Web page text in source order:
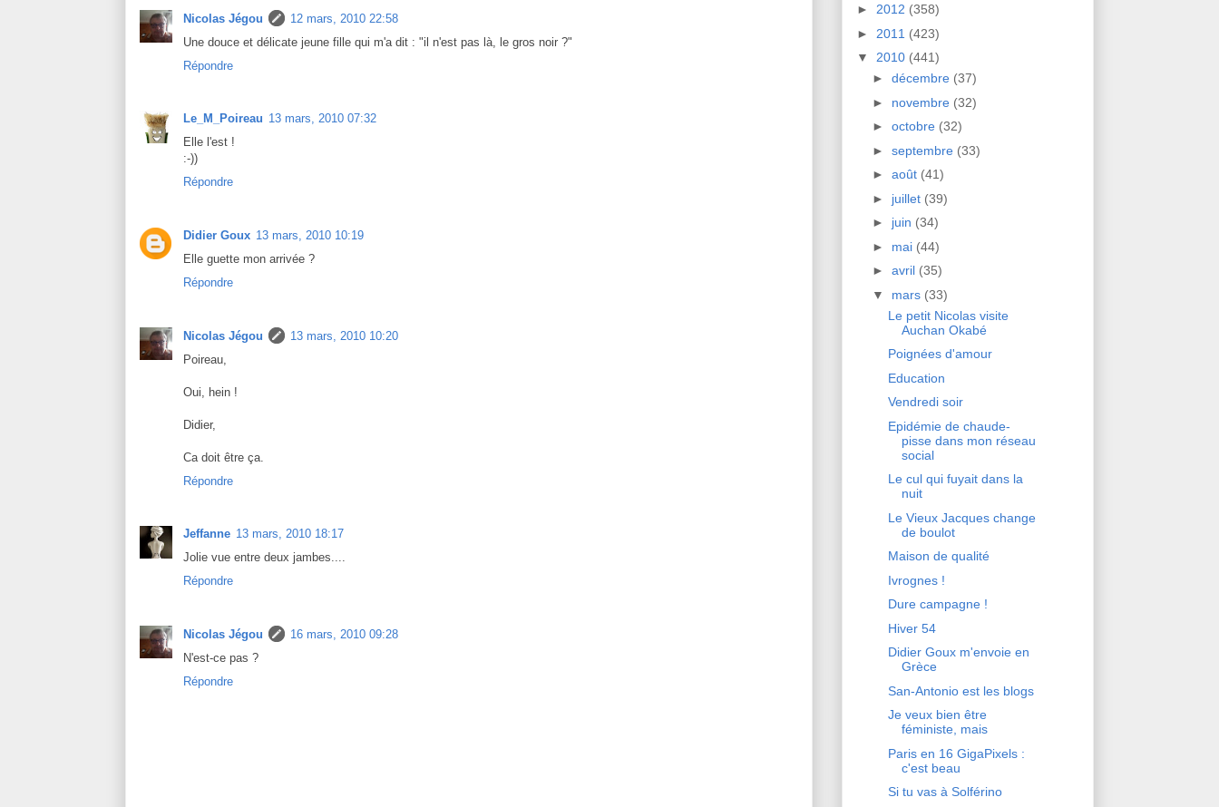
Nicolas Jégou
12 mars, 2010 22:58
Une douce et délicate jeune fille qui m'a dit : "il n'est pas là, le gros noir ?"
Répondre
Le_M_Poireau 13 mars, 2010 07:32
Elle l'est !
:-))
Répondre
Didier Goux 13 mars, 2010 10:19
Elle guette mon arrivée ?
Répondre
Nicolas Jégou
13 mars, 2010 10:20
Poireau,
Oui, hein !
Didier,
Ca doit être ça.
Répondre
Jeffanne 13 mars, 2010 18:17
Jolie vue entre deux jambes....
Répondre
Nicolas Jégou
16 mars, 2010 09:28
N'est-ce pas ?
Répondre
► 2012 (358)
► 2011 (423)
▼ 2010 (441)
► décembre (37)
► novembre (32)
► octobre (32)
► septembre (33)
► août (41)
► juillet (39)
► juin (34)
► mai (44)
► avril (35)
▼ mars (33)
Le petit Nicolas visite
Auchan Okabé
Poignées d'amour
Education
Vendredi soir
Epidémie de chaude-
pisse dans mon réseau
social
Le cul qui fuyait dans la
nuit
Le Vieux Jacques change
de boulot
Maison de qualité
Ivrognes !
Dure campagne !
Hiver 54
Didier Goux m'envoie en
Grèce
San-Antonio est les blogs
Je veux bien être
féministe, mais
Paris en 16 GigaPixels :
c'est beau
Si tu vas à Solférino